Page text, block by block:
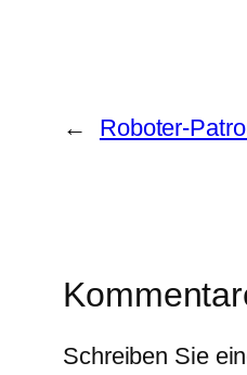
← Roboter-
Schreiben Sie